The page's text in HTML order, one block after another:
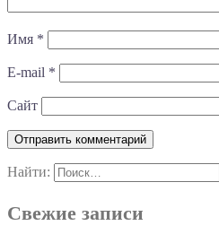
Имя *
E-mail *
Сайт
Найти:
Свежие записи